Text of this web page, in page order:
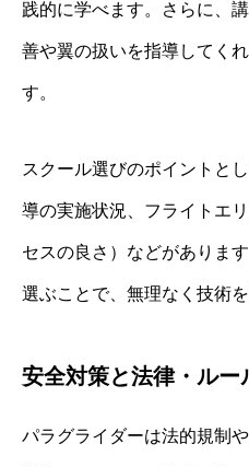
践的に学べます。さらに、
善や翼の扱いを指導してく
す。
スクール選びのポイントと
導の実施状況、フライトエ
セスの良さ）などがありま
選ぶことで、無理なく技術を
安全対策と法律・ルー
パラグライダーは法的規制